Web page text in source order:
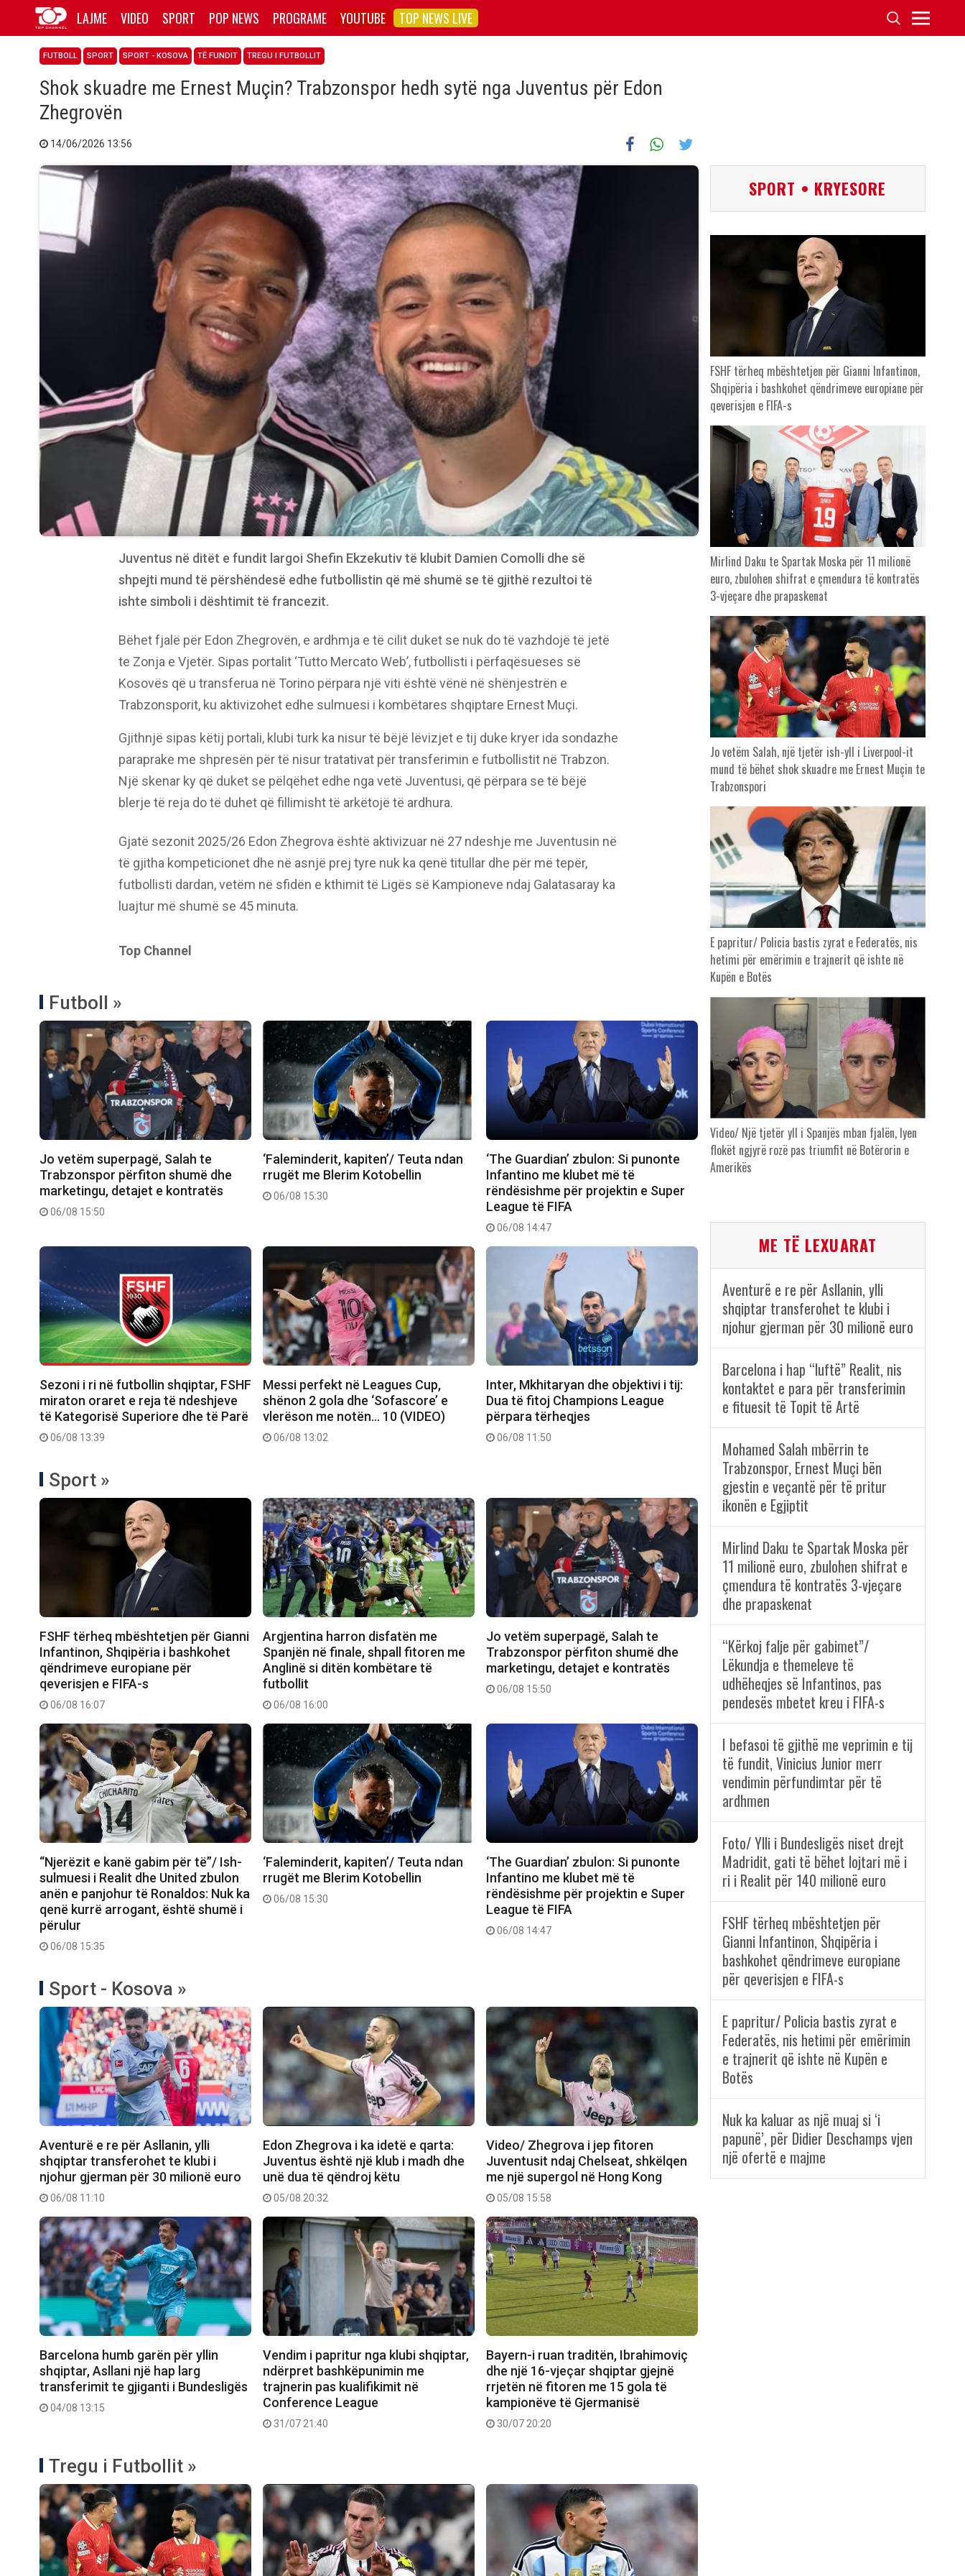
LAJME VIDEO SPORT POP NEWS PROGRAME YOUTUBE TOP NEWS LIVE
FUTBOLL SPORT SPORT - KOSOVA TË FUNDIT TREGU I FUTBOLLIT
Shok skuadre me Ernest Muçin? Trabzonspor hedh sytë nga Juventus për Edon
Zhegrovën
14/06/2026 13:56
Juventus në ditët e fundit largoi Shefin Ekzekutiv të klubit Damien Comolli dhe së
shpejti mund të përshëndesë edhe futbollistin që më shumë se të gjithë rezultoi të
ishte simboli i dështimit të francezit.
Bëhet fjalë për Edon Zhegrovën, e ardhmja e të cilit duket se nuk do të vazhdojë të jetë
te Zonja e Vjetër. Sipas portalit ‘Tutto Mercato Web’, futbollisti i përfaqësueses së
Kosovës që u transferua në Torino përpara një viti është vënë në shënjestrën e
Trabzonsporit, ku aktivizohet edhe sulmuesi i kombëtares shqiptare Ernest Muçi.
Gjithnjë sipas këtij portali, klubi turk ka nisur të bëjë lëvizjet e tij duke kryer ida sondazhe
paraprake me shpresën për të nisur tratativat për transferimin e futbollistit në Trabzon.
Një skenar ky që duket se pëlqëhet edhe nga vetë Juventusi, që përpara se të bëjë
blerje të reja do të duhet që fillimisht të arkëtojë të ardhura.
Gjatë sezonit 2025/26 Edon Zhegrova është aktivizuar në 27 ndeshje me Juventusin në
të gjitha kompeticionet dhe në asnjë prej tyre nuk ka qenë titullar dhe për më tepër,
futbollisti dardan, vetëm në sfidën e kthimit të Ligës së Kampioneve ndaj Galatasaray ka
luajtur më shumë se 45 minuta.
Top Channel
Futboll »
Jo vetëm superpagë, Salah te
Trabzonspor përfiton shumë dhe
marketingu, detajet e kontratës
06/08 15:50
‘Faleminderit, kapiten’/ Teuta ndan
rrugët me Blerim Kotobellin
06/08 15:30
‘The Guardian’ zbulon: Si punonte
Infantino me klubet më të
rëndësishme për projektin e Super
League të FIFA
06/08 14:47
Sezoni i ri në futbollin shqiptar, FSHF
miraton oraret e reja të ndeshjeve
të Kategorisë Superiore dhe të Parë
06/08 13:39
Messi perfekt në Leagues Cup,
shënon 2 gola dhe ‘Sofascore’ e
vlerëson me notën… 10 (VIDEO)
06/08 13:02
Inter, Mkhitaryan dhe objektivi i tij:
Dua të fitoj Champions League
përpara tërheqjes
06/08 11:50
Sport »
FSHF tërheq mbështetjen për Gianni
Infantinon, Shqipëria i bashkohet
qëndrimeve europiane për
qeverisjen e FIFA-s
06/08 16:07
Argjentina harron disfatën me
Spanjën në finale, shpall fitoren me
Anglinë si ditën kombëtare të
futbollit
06/08 16:00
Jo vetëm superpagë, Salah te
Trabzonspor përfiton shumë dhe
marketingu, detajet e kontratës
06/08 15:50
“Njerëzit e kanë gabim për të”/ Ish-
sulmuesi i Realit dhe United zbulon
anën e panjohur të Ronaldos: Nuk ka
qenë kurrë arrogant, është shumë i
përulur
06/08 15:35
‘Faleminderit, kapiten’/ Teuta ndan
rrugët me Blerim Kotobellin
06/08 15:30
‘The Guardian’ zbulon: Si punonte
Infantino me klubet më të
rëndësishme për projektin e Super
League të FIFA
06/08 14:47
Sport - Kosova »
Aventurë e re për Asllanin, ylli
shqiptar transferohet te klubi i
njohur gjerman për 30 milionë euro
06/08 11:10
Edon Zhegrova i ka idetë e qarta:
Juventus është një klub i madh dhe
unë dua të qëndroj këtu
05/08 20:32
Video/ Zhegrova i jep fitoren
Juventusit ndaj Chelseat, shkëlqen
me një supergol në Hong Kong
05/08 15:58
Barcelona humb garën për yllin
shqiptar, Asllani një hap larg
transferimit te gjiganti i Bundesligës
04/08 13:15
Vendim i papritur nga klubi shqiptar,
ndërpret bashkëpunimin me
trajnerin pas kualifikimit në
Conference League
31/07 21:40
Bayern-i ruan traditën, Ibrahimoviç
dhe një 16-vjeçar shqiptar gjejnë
rrjetën në fitoren me 15 gola të
kampionëve të Gjermanisë
30/07 20:20
Tregu i Futbollit »
SPORT • KRYESORE
FSHF tërheq mbështetjen për Gianni Infantinon,
Shqipëria i bashkohet qëndrimeve europiane për
qeverisjen e FIFA-s
Mirlind Daku te Spartak Moska për 11 milionë
euro, zbulohen shifrat e çmendura të kontratës
3-vjeçare dhe prapaskenat
Jo vetëm Salah, një tjetër ish-yll i Liverpool-it
mund të bëhet shok skuadre me Ernest Muçin te
Trabzonspori
E papritur/ Policia bastis zyrat e Federatës, nis
hetimi për emërimin e trajnerit që ishte në
Kupën e Botës
Video/ Një tjetër yll i Spanjës mban fjalën, lyen
flokët ngjyrë rozë pas triumfit në Botërorin e
Amerikës
ME TË LEXUARAT
Aventurë e re për Asllanin, ylli
shqiptar transferohet te klubi i
njohur gjerman për 30 milionë euro
Barcelona i hap “luftë” Realit, nis
kontaktet e para për transferimin
e fituesit të Topit të Artë
Mohamed Salah mbërrin te
Trabzonspor, Ernest Muçi bën
gjestin e veçantë për të pritur
ikonën e Egjiptit
Mirlind Daku te Spartak Moska për
11 milionë euro, zbulohen shifrat e
çmendura të kontratës 3-vjeçare
dhe prapaskenat
“Kërkoj falje për gabimet”/
Lëkundja e themeleve të
udhëheqjes së Infantinos, pas
pendesës mbetet kreu i FIFA-s
I befasoi të gjithë me veprimin e tij
të fundit, Vinicius Junior merr
vendimin përfundimtar për të
ardhmen
Foto/ Ylli i Bundesligës niset drejt
Madridit, gati të bëhet lojtari më i
ri i Realit për 140 milionë euro
FSHF tërheq mbështetjen për
Gianni Infantinon, Shqipëria i
bashkohet qëndrimeve europiane
për qeverisjen e FIFA-s
E papritur/ Policia bastis zyrat e
Federatës, nis hetimi për emërimin
e trajnerit që ishte në Kupën e
Botës
Nuk ka kaluar as një muaj si ‘i
papunë’, për Didier Deschamps vjen
një ofertë e majme